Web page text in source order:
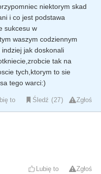
niektorym skad
i co jest podstawa
sukcesu w
waszym codziennym
jak doskonali
tak na
tych,ktorym to sie
tego warci:)
to Śledź 27 Zgłoś
Lubię to Zgłoś